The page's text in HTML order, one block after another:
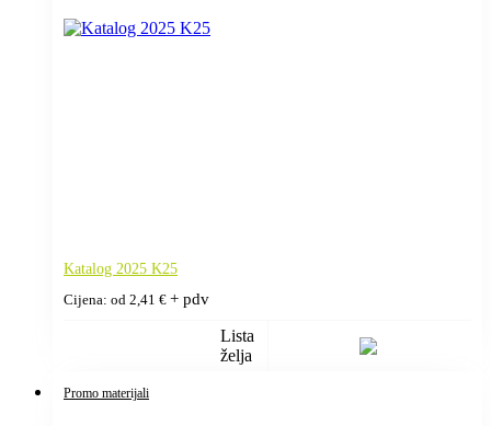
Katalog 2025 K25
Cijena: od 2,41 € + pdv
Lista
želja
Promo materijali